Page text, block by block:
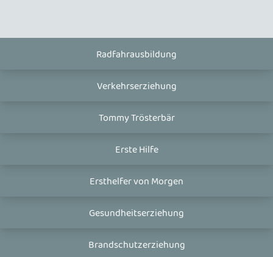
Radfahrausbildung
Verkehrserziehung
Tommy Trösterbär
Erste Hilfe
Ersthelfer von Morgen
Gesundheitserziehung
Brandschutzerziehung